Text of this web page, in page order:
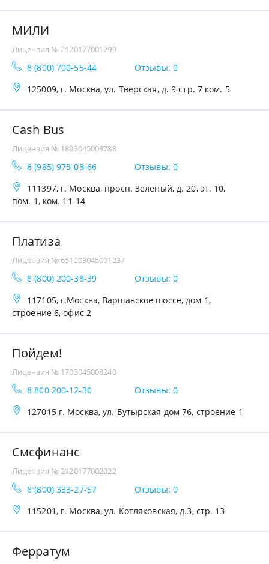
МИЛИ
Лицензия № 2120177001299
8 (800) 700-55-44
Отзывы: 0
125009, г. Москва, ул. Тверская, д. 9 стр. 7 ком. 5
Cash Bus
Лицензия № 1803045008788
8 (985) 973-08-66
Отзывы: 0
111397, г. Москва, просп. Зелёный, д. 20, эт. 10,
пом. 1, ком. 11-14
Платиза
Лицензия № 651203045001237
8 (800) 200-38-39
Отзывы: 0
117105, г.Москва, Варшавское шоссе, дом 1,
строение 6, офис 2
Пойдем!
Лицензия № 1703045008240
8 800 200-12-30
Отзывы: 0
127015 г. Москва, ул. Бутырская дом 76, строение 1
Смсфинанс
Лицензия № 2120177002022
8 (800) 333-27-57
Отзывы: 0
115201, г. Москва, ул. Котляковская, д.3, стр. 13
Ферратум